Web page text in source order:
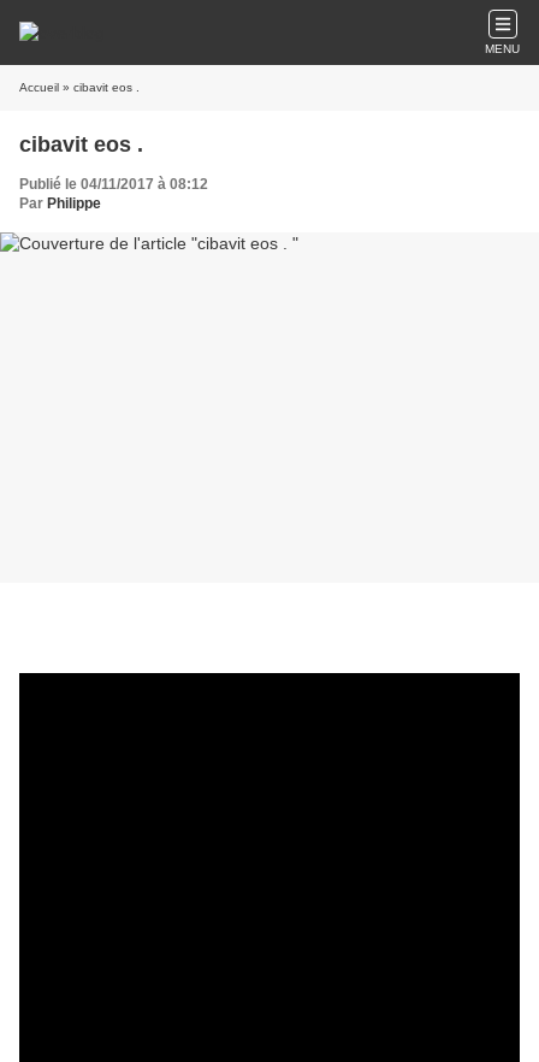
MENU
Accueil » cibavit eos .
cibavit eos .
Publié le 04/11/2017 à 08:12
Par Philippe